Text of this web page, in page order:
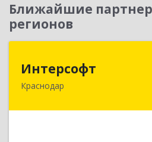
Ближайшие
регионов
Интерсофт
Краснодар350020,